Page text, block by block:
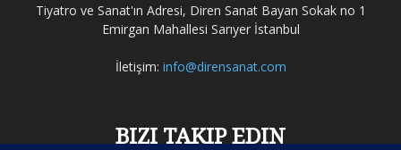
Tiyatro ve Sanat'ın Adresi, Diren Sanat Bayan Sokak no 1
Emirgan Mahallesi Sarıyer İstanbul
İletişim: info@dirensanat.com
BIZI TAKIP EDIN